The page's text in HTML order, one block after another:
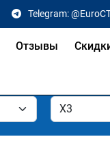
Telegram:
Отзывы